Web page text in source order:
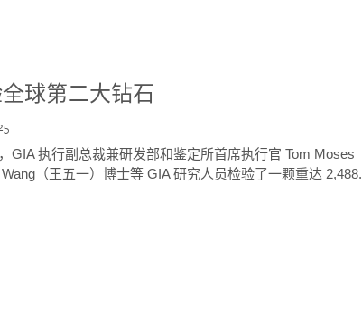
全球第二大钻石
GIA 执行副总裁兼研发部和鉴定所首席执行官 Tom Moses
（王五一）博士等 GIA 研究人员检验了一颗重达